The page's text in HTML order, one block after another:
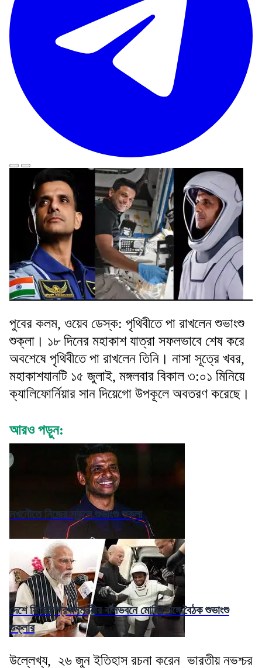
পুবের কলম, ওয়েব ডেস্ক: পৃথিবীতে পা রাখলেন শুভাংশু
শুক্লা। ১৮ দিনের মহাকাশ যাত্রা সফলভাবে শেষ করে
অবশেষে পৃথিবীতে পা রাখলেন তিনি। নাসা সূত্রে খবর,
মহাকাশযানটি ১৫ জুলাই, মঙ্গলবার বিকাল ৩:০১ মিনিয়ে
ক্যালিফোর্নিয়ার সান দিয়েগো উপকূলে অবতরণ করেছে।
আরও পড়ুন:
লখনৌতে নিজের স্কুলে শুভাংশু শুক্লা
দেশে ফিরেই প্রধানমন্ত্রীর বাসভবনে মোদির সঙ্গে বৈঠক শুভাংশু
শুক্লার
উল্লেখ্য, ২৬ জুন ইতিহাস রচনা করেন ভারতীয় নভশ্চর